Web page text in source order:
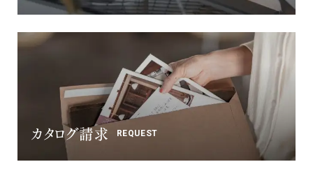
カタログ請求 REQUEST